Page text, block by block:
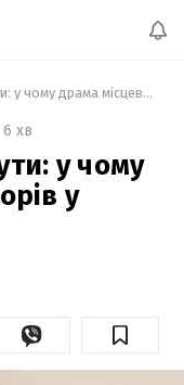
Макрон має ризикнути: у чому драма місцевих виборів у Франції
6 хв
у чому
у